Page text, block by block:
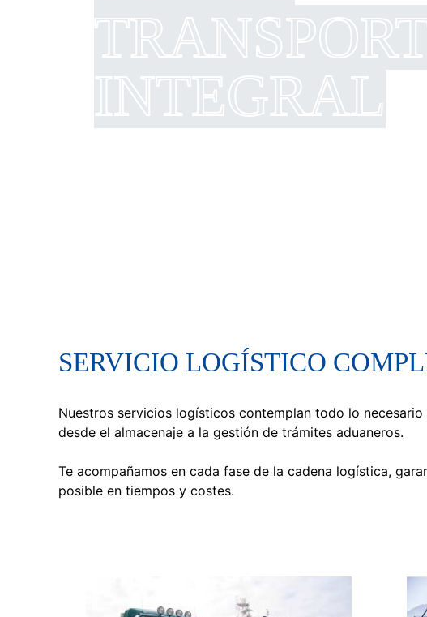
INTEGRAL
SERVICIO LOGÍSTICO
Nuestros servicios logísticos contemplan todo lo
desde el almacenaje a la gestión de trámites aduaneros.
Te acompañamos en cada fase de la cadena logística,
posible en tiempos y costes.